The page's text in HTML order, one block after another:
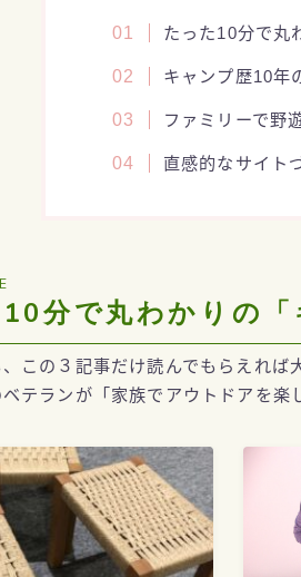
たった10分で丸
キャンプ歴10年
ファミリーで野
直感的なサイト
分で丸わかりの「
この３記事だけ読んでもらえれば
テランが「家族でアウトドアを楽